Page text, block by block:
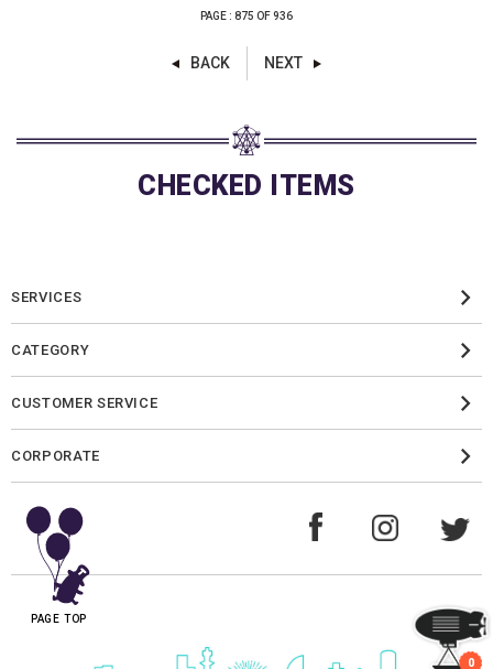
0
PAGE : 875 OF 936
BACK NEXT
CHECKED ITEMS
SERVICES
CATEGORY
CUSTOMER SERVICE
CORPORATE
PAGE TOP